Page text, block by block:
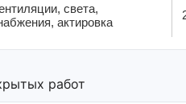
света,
актировка
работ